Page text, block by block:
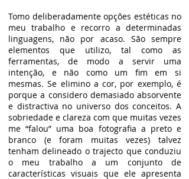
Tomo deliberadamente opções estéticas no
meu trabalho e recorro a determinadas
linguagens, não por acaso. São sempre
elementos que utilizo, tal como as
ferramentas, de modo a servir uma
intenção, e não como um fim em si
mesmas. Se elimino a cor, por exemplo, é
porque a considero demasiado absorvente
e distractiva no universo dos conceitos. A
sobriedade e clareza com que muitas vezes
me “falou” uma boa fotografia a preto e
branco (e foram muitas vezes) talvez
tenham delineado o trajecto que conduziu
o meu trabalho a um conjunto de
características visuais que ele apresenta